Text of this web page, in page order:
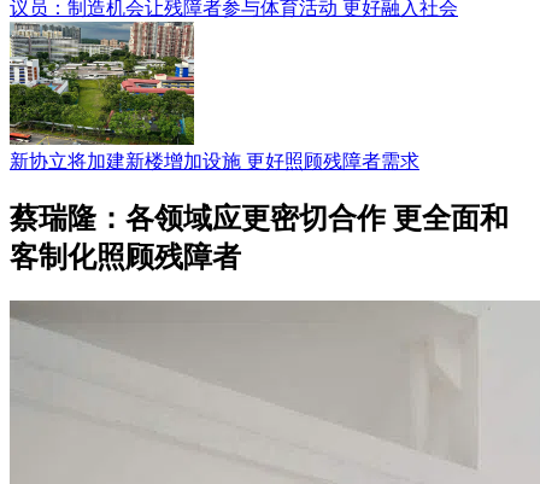
议员：制造机会让残障者参与体育活动 更好融入社会
新协立将加建新楼增加设施 更好照顾残障者需求
蔡瑞隆：各领域应更密切合作 更全面和
客制化照顾残障者